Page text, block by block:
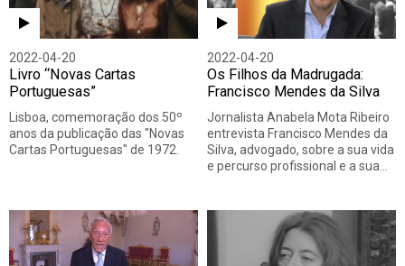
2022-04-20
Livro “Novas Cartas
Portuguesas”
Lisboa, comemoração dos 50º
anos da publicação das "Novas
Cartas Portuguesas" de 1972.
2022-04-20
Os Filhos da Madrugada:
Francisco Mendes da Silva
Jornalista Anabela Mota Ribeiro
entrevista Francisco Mendes da
Silva, advogado, sobre a sua vida
e percurso profissional e a sua…